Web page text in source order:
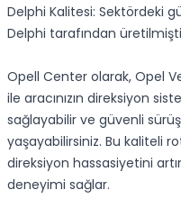
Delphi Kalitesi: Sektördeki
Delphi tarafından
Opell Center olarak, Opel
ile aracınızın direksiyon
sağlayabilir ve güvenli
yaşayabilirsiniz. Bu kaliteli
direksiyon hassasiyetini
deneyimi sağlar.